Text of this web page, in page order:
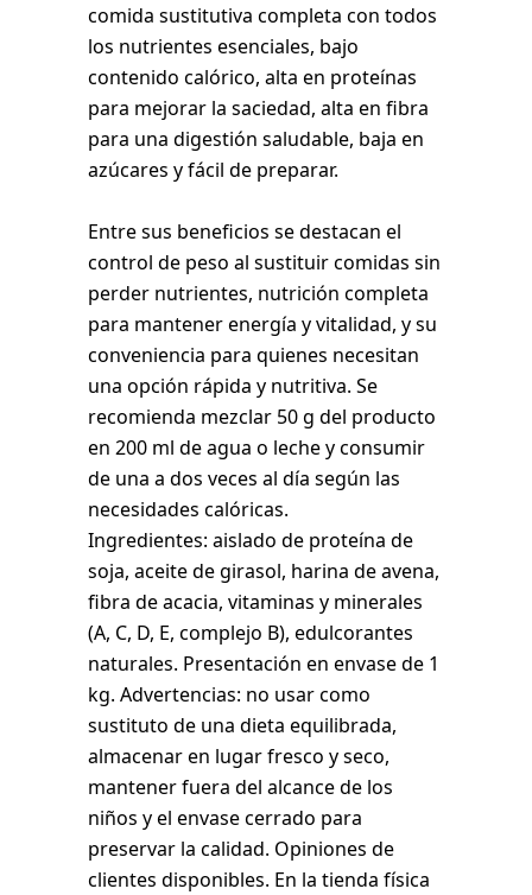
comida sustitutiva completa con todos
los nutrientes esenciales, bajo
contenido calórico, alta en proteínas
para mejorar la saciedad, alta en fibra
para una digestión saludable, baja en
azúcares y fácil de preparar.
Entre sus beneficios se destacan el
control de peso al sustituir comidas sin
perder nutrientes, nutrición completa
para mantener energía y vitalidad, y su
conveniencia para quienes necesitan
una opción rápida y nutritiva. Se
recomienda mezclar 50 g del producto
en 200 ml de agua o leche y consumir
de una a dos veces al día según las
necesidades calóricas.
Ingredientes: aislado de proteína de
soja, aceite de girasol, harina de avena,
fibra de acacia, vitaminas y minerales
(A, C, D, E, complejo B), edulcorantes
naturales. Presentación en envase de 1
kg. Advertencias: no usar como
sustituto de una dieta equilibrada,
almacenar en lugar fresco y seco,
mantener fuera del alcance de los
niños y el envase cerrado para
preservar la calidad. Opiniones de
clientes disponibles. En la tienda física